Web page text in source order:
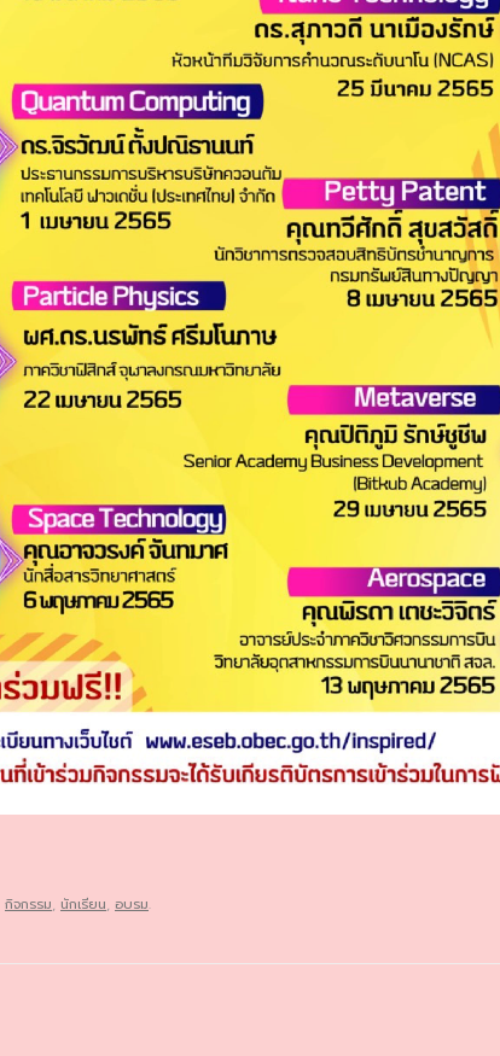
กิจกรรม, นักเรียน, อบรม.